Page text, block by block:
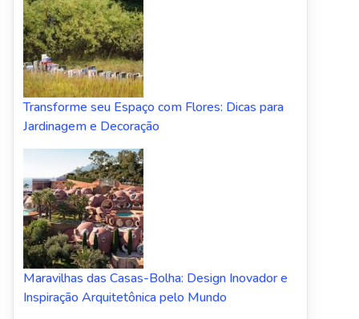
Transforme seu Espaço com Flores: Dicas para
Jardinagem e Decoração
Maravilhas das Casas-Bolha: Design Inovador e
Inspiração Arquitetônica pelo Mundo